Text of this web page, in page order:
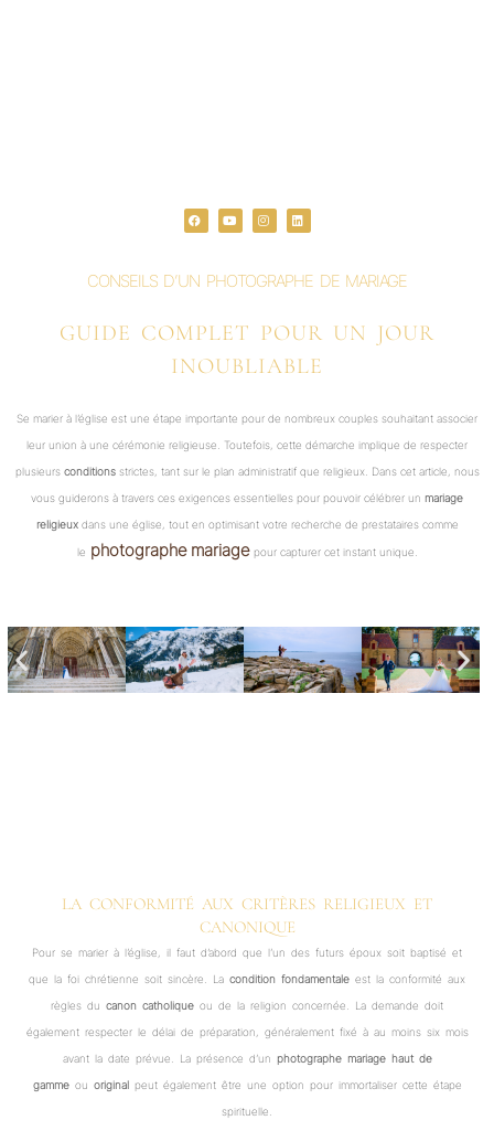
a
c
o
k
o
u
e
n
s
r
a
i
n
n
CONSEILS D’UN PHOTOGRAPHE DE MARIAGE
GUIDE COMPLET POUR UN JOUR
INOUBLIABLE
Se marier à l’église est une étape importante pour de nombreux couples souhaitant associer
leur union à une cérémonie religieuse. Toutefois, cette démarche implique de respecter
plusieurs conditionsstrictes, tant sur le plan administratif que religieux. Dans cet article, nous
vous guiderons à travers ces exigences essentielles pour pouvoir célébrer un mariage
religieuxdans une église, tout en optimisant votre recherche de prestataires comme
le photographe mariage pour capturer cet instant unique.
LA CONFORMITÉ AUX CRITÈRES RELIGIEUX ET
CANONIQUE
Pour se marier à l’église, il faut d’abord que l’un des futurs époux soit baptisé et
que la foi chrétienne soit sincère. La condition fondamentale est la conformité aux
règles du canon catholique ou de la religion concernée. La demande doit
également respecter le délai de préparation, généralement fixé à au moins six mois
avant la date prévue. La présence d’un photographe mariage haut de
gammeou originalpeut également être une option pour immortaliser cette étape
spirituelle.